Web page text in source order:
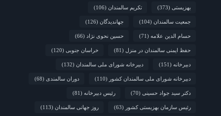
مورد چگونگی مشارکت رویکردهای جامعه‌محور در سالمندی سالم
بهزیستی (373) تکریم سالمندان (106)
جمعیت سالمندان (104) جهاندیدگان (126)
حسام الدین علامه (71) حسین نحوی نژاد (66)
حفظ ایمنی سالمندان در منزل (81) خراسان جنوبی (120)
دبیرخانه (151) دبیرخانه شورای ملی سالمندان (132)
دبیرخانه شورای ملی سالمندان کشور (110) دوران سالمندی (68)
دکتر سید جواد حسینی (70) رئیس دبیرخانه (81)
رئیس سازمان بهزیستی کشور (63) روز جهانی سالمندان (113)